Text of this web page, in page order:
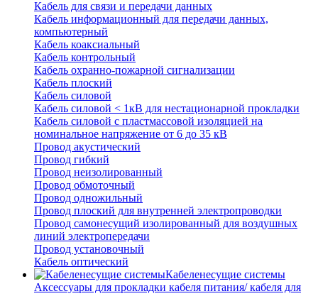
Кабель для связи и передачи данных
Кабель информационный для передачи данных,
компьютерный
Кабель коаксиальный
Кабель контрольный
Кабель охранно-пожарной сигнализации
Кабель плоский
Кабель силовой
Кабель силовой < 1кВ для нестационарной прокладки
Кабель силовой с пластмассовой изоляцией на
номинальное напряжение от 6 до 35 кВ
Провод акустический
Провод гибкий
Провод неизолированный
Провод обмоточный
Провод одножильный
Провод плоский для внутренней электропроводки
Провод самонесущий изолированный для воздушных
линий электропередачи
Провод установочный
Кабель оптический
Кабеленесущие системы
Аксессуары для прокладки кабеля питания/ кабеля для